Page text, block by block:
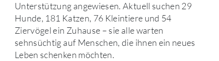
Unterstützung angewiesen. Aktuell suchen 29
Hunde, 181 Katzen, 76 Kleintiere und 54
Ziervögel ein Zuhause – sie alle warten
sehnsüchtig auf Menschen, die ihnen ein neues
Leben schenken möchten.